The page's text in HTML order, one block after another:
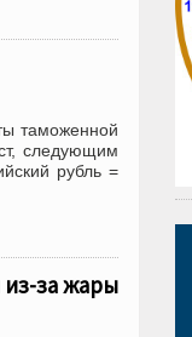
таможенной
следующим
рубль =
из-за жары